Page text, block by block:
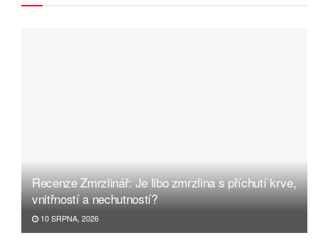
Recenze Zmrzlinář: Je libo zmrzlina s příchutí krve,
vnitřností a nechutností?
10 SRPNA, 2026